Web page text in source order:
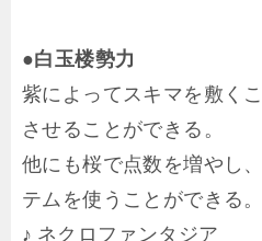
●白玉楼勢力
紫によってスキマを敷く
させることができる。
他にも桜で点数を増やし
テムを使うことができる。